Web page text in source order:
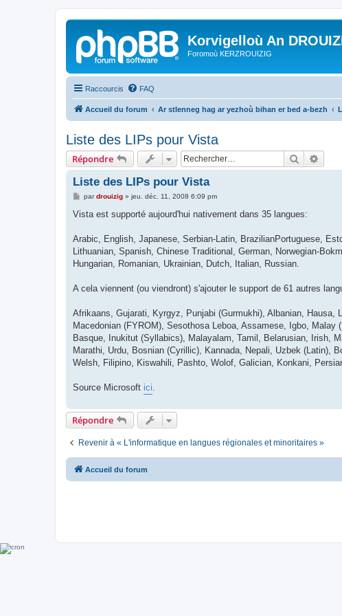
Korvigelloù An
Foromoù KERZROUIZIG
Raccourcis FAQ
Accueil du forum Ar stlenneg hag ar yezhoù bihan er bed a-bezh
Liste des LIPs pour Vista
Répondre Rechercher
Liste des LIPs pour Vista
M
s
g
pardrouizig» jeu. déc. 11, 2008 6:09 pm
Vista est supporté aujourd'hui nativement dans 35 langues:
Arabic, English, Japanese, Serbian-Latin, BrazilianPortuguese,
Lithuanian, Spanish, Chinese Traditional, German, Norwegian-
Hungarian, Romanian, Ukrainian, Dutch, Italian, Russian.
A cela viennent (ou viendront) s'ajouter le support de 61 autres
Afrikaans, Gujarati, Kyrgyz, Punjabi (Gurmukhi), Albanian, Hausa,
Macedonian (FYROM), Sesothosa Leboa, Assamese, Igbo,
Basque, Inukitut (Syllabics), Malayalam, Tamil, Belarusian, Irish,
Marathi, Urdu, Bosnian (Cyrillic), Kannada, Nepali, Uzbek (Latin),
Welsh, Filipino, Kiswahili, Pashto, Wolof, Galician, Konkani,
Source Microsoft ici
Répondre
Revenir à « L'informatique en langues régionales et minoritaires »
Accueil du forum